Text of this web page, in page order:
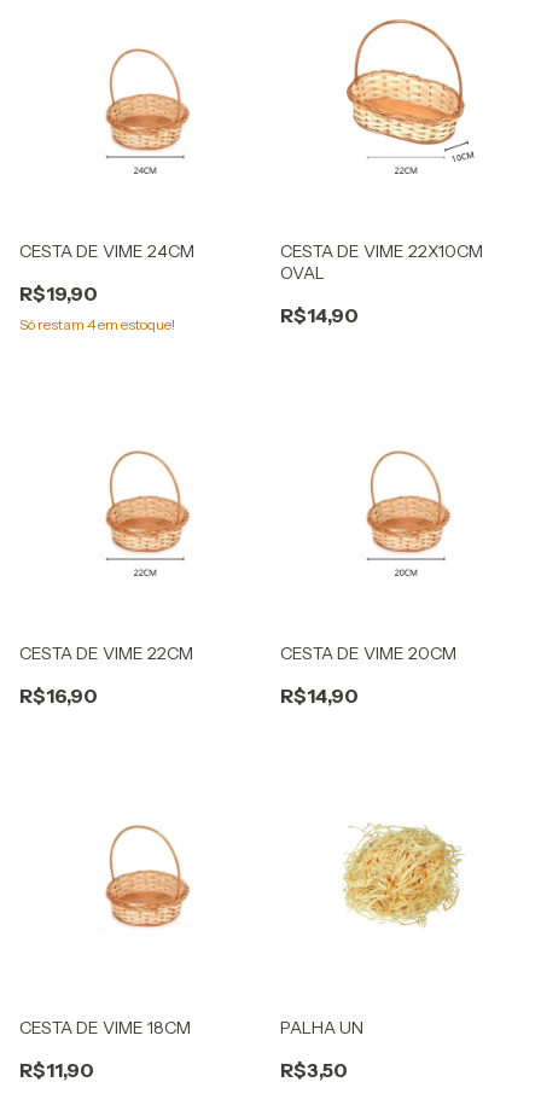
CESTA DE VIME 24CM
R$19,90
Só restam 4em estoque!
CESTA DE VIME 22X10CM
OVAL
R$14,90
CESTA DE VIME 22CM
R$16,90
CESTA DE VIME 20CM
R$14,90
CESTA DE VIME 18CM
R$11,90
PALHA UN
R$3,50